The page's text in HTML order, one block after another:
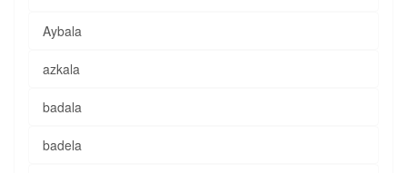
Aybala
azkala
badala
badela